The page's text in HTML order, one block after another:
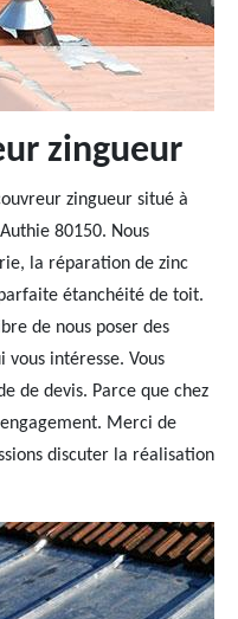
zingueur
zingueur situé à
80150. Nous
la réparation de zinc
étanchéité de toit.
de nous poser des
intéresse. Vous
de devis. Parce que chez
Merci de
discuter la réalisation